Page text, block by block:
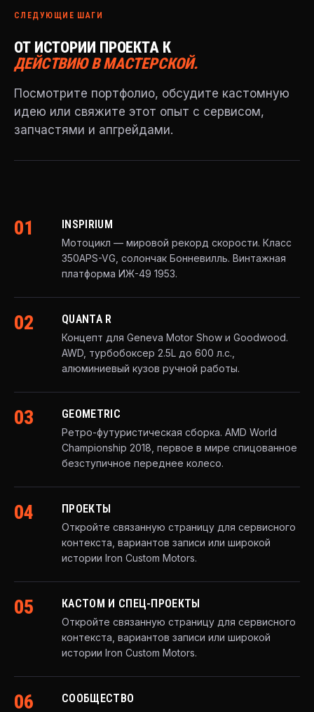
СЛЕДУЮЩИЕ ШАГИ
ОТ ИСТОРИИ ПРОЕКТА К
ДЕЙСТВИЮ В МАСТЕРСКОЙ.
Посмотрите портфолио, обсудите кастомную
идею или свяжите этот опыт с сервисом,
запчастями и апгрейдами.
01 INSPIRIUM
Мотоцикл — мировой рекорд скорости. Класс
350APS-VG, солончак Бонневилль. Винтажная
платформа ИЖ-49 1953.
02 QUANTA R
Концепт для Geneva Motor Show и Goodwood.
AWD, турбобоксер 2.5L до 600 л.с.,
алюминиевый кузов ручной работы.
03 GEOMETRIC
Ретро-футуристическая сборка. AMD World
Championship 2018, первое в мире спицованное
безступичное переднее колесо.
04 ПРОЕКТЫ
Откройте связанную страницу для сервисного
контекста, вариантов записи или широкой
истории Iron Custom Motors.
05 КАСТОМ И СПЕЦ-ПРОЕКТЫ
Откройте связанную страницу для сервисного
контекста, вариантов записи или широкой
истории Iron Custom Motors.
06 СООБЩЕСТВО